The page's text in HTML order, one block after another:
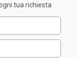
tua richiesta